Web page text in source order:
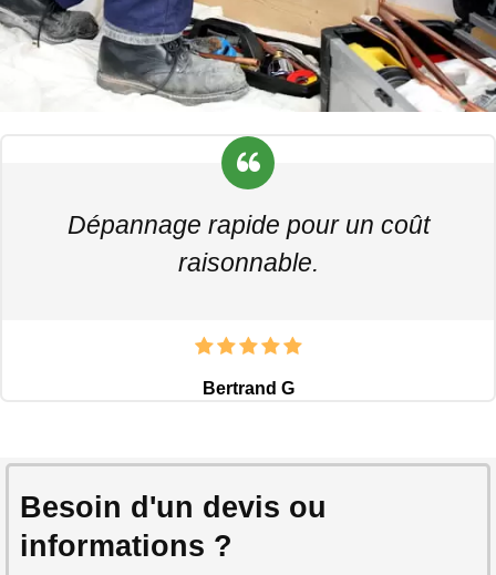
Dépannage rapide pour un coût
raisonnable.
Bertrand G
Besoin d'un devis ou
informations ?